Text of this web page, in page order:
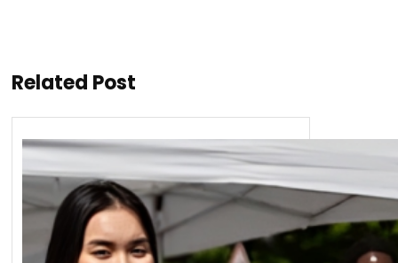
Related Post